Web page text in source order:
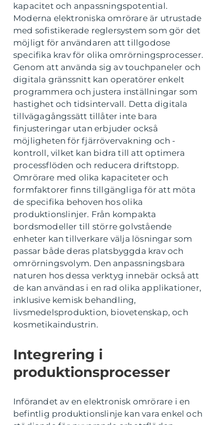
kapacitet och anpassningspotential.
Moderna elektroniska omrörare är utrustade
med sofistikerade reglersystem som gör det
möjligt för användaren att tillgodose
specifika krav för olika omrörningsprocesser.
Genom att använda sig av touchpaneler och
digitala gränssnitt kan operatörer enkelt
programmera och justera inställningar som
hastighet och tidsintervall. Detta digitala
tillvägagångssätt tillåter inte bara
finjusteringar utan erbjuder också
möjligheten för fjärrövervakning och -
kontroll, vilket kan bidra till att optimera
processflöden och reducera driftstopp.
Omrörare med olika kapaciteter och
formfaktorer finns tillgängliga för att möta
de specifika behoven hos olika
produktionslinjer. Från kompakta
bordsmodeller till större golvstående
enheter kan tillverkare välja lösningar som
passar både deras platsbyggda krav och
omrörningsvolym. Den anpassningsbara
naturen hos dessa verktyg innebär också att
de kan användas i en rad olika applikationer,
inklusive kemisk behandling,
livsmedelsproduktion, biovetenskap, och
kosmetikaindustrin.
Integrering i
produktionsprocesser
Införandet av en elektronisk omrörare i en
befintlig produktionslinje kan vara enkel och